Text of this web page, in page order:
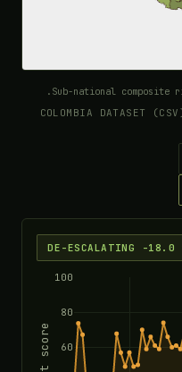
Sub-national composite
⬇ COLOMBIA DATASET
▼
60
80
100